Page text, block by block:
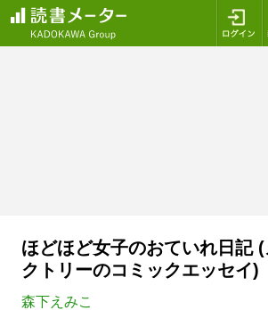
ほどほど女子のおていれ日記
クトリーのコミックエッセイ)
森下えみこ